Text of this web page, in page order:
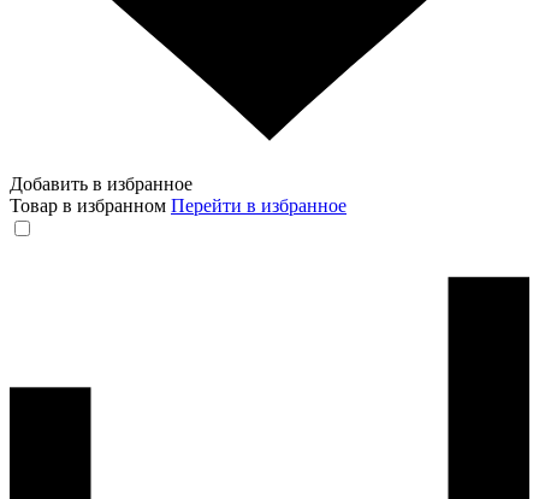
Добавить в избранное
Товар в избранном Перейти в избранное